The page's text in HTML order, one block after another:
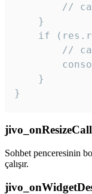
//
    }
if
//
    }
}
Sohbet penceresinin
çalışır.